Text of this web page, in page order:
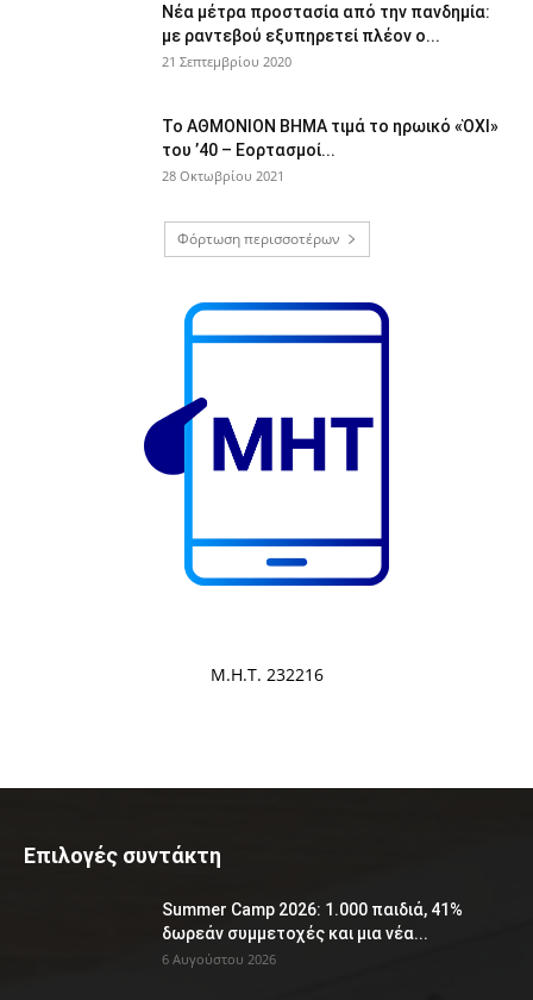
Νέα μέτρα προστασία από την πανδημία:
με ραντεβού εξυπηρετεί πλέον ο...
21 Σεπτεμβρίου 2020
Το ΑΘΜΟΝΙΟΝ ΒΗΜΑ τιμά το ηρωικό «ὉΧΙ»
του ’40 – Εορτασμοί...
28 Οκτωβρίου 2021
Φόρτωση περισσοτέρων
Μ.Η.Τ. 232216
Επιλογές συντάκτη
Summer Camp 2026: 1.000 παιδιά, 41%
δωρεάν συμμετοχές και μια νέα...
6 Αυγούστου 2026